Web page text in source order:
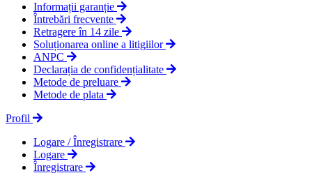
Informații garanție
Întrebări frecvente
Retragere în 14 zile
Soluționarea online a litigiilor
ANPC
Declarația de confidențialitate
Metode de preluare
Metode de plata
Profil
Logare / Înregistrare
Logare
Înregistrare